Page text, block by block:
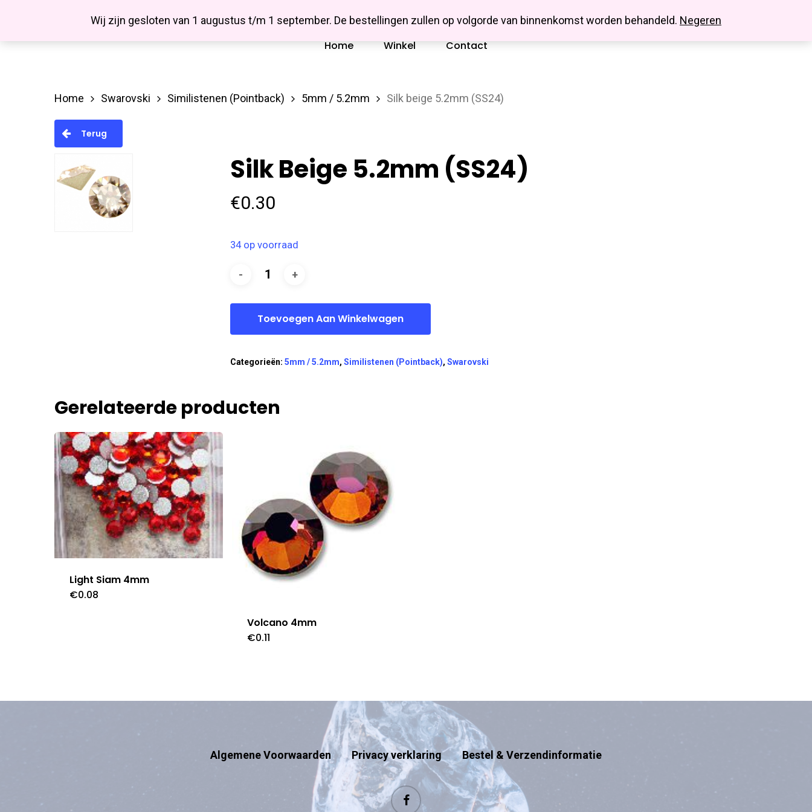
Wij zijn gesloten van 1 augustus t/m 1 september. De bestellingen zullen op volgorde van binnenkomst worden behandeld. Negeren
Hit enter to search or ESC to close
Missbluesieraden
Facebook
Home Winkel Contact
Home Swarovski Similistenen (Pointback) 5mm / 5.2mm Silk beige 5.2mm (SS24)
Terug
Silk Beige 5.2mm (SS24)
€0.30
34 op voorraad
Toevoegen Aan Winkelwagen
Categorieën: 5mm / 5.2mm, Similistenen (Pointback), Swarovski
Gerelateerde producten
Light Siam 4mm
€0.08
Volcano 4mm
€0.11
Algemene Voorwaarden Privacy verklaring Bestel & Verzendinformatie
facebook